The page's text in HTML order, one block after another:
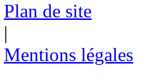
Plan de site
|
Mentions légales